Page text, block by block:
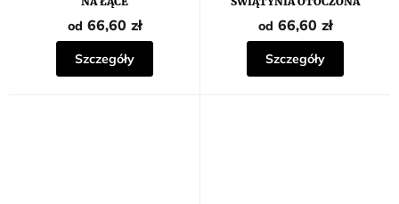
od 66,60 zł
Szczegóły
od 66,60 zł
Szczegóły